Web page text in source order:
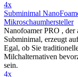
4x
Subminimal
Mikroschaumhersteller
Nanofoamer PRO , der
Subminimal, erzeugt
Egal, ob Sie
Milchalternativen
sein.
4x